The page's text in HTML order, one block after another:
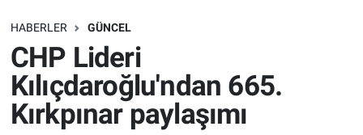
HABERLER GÜNCEL
CHP Lideri
Kılıçdaroğlu'ndan 665.
Kırkpınar paylaşımı
SAĞLIK
EKONOMİ
EĞİTİM